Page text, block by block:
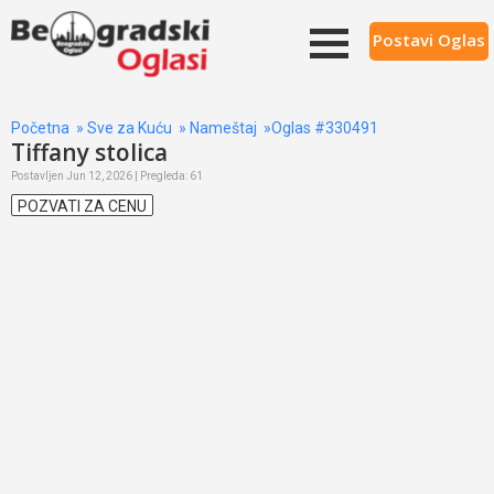
Postavi Oglas
Početna » Sve za Kuću » Nameštaj »Oglas #330491
Tiffany stolica
Postavljen Jun 12, 2026 | Pregleda: 61
POZVATI ZA CENU